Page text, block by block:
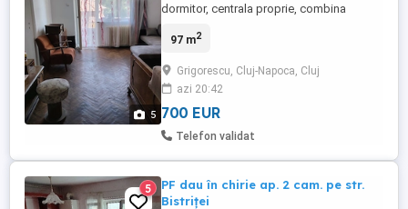
5
dormitor, centrala proprie, combina
97 m2
Grigorescu, Cluj-Napoca, Cluj
azi 20:42
700 EUR
Telefon validat
5
PF dau în chirie ap. 2 cam. pe str.
Bistriței